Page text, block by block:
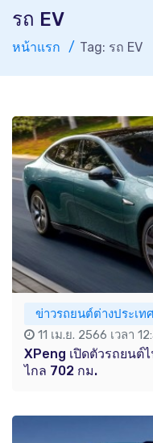
รถ EV
หน้าแรก Tag: รถ EV
ข่าวรถยนต์ต่างประเท
11 เม.ย. 2566 เวลา
XPeng เปิดตัวรถยนต์
ไกล 702 กม.